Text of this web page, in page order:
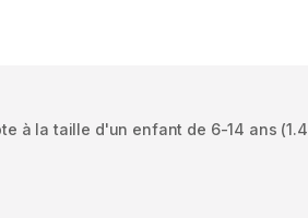
à la taille d'un enfant de 6-14 ans